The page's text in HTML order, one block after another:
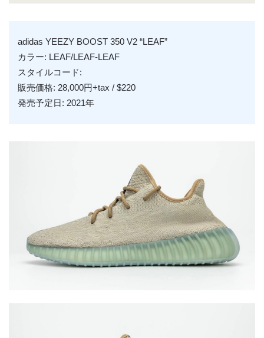
adidas YEEZY BOOST 350 V2 “LEAF”
カラー: LEAF/LEAF-LEAF
スタイルコード:
販売価格: 28,000円+tax / $220
発売予定日: 2021年